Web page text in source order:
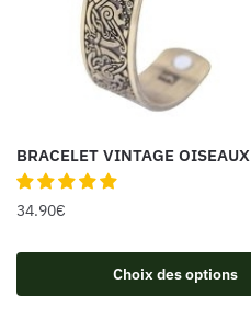
BRACELET VINTAGE OISEAUX
34.90€
Choix des options